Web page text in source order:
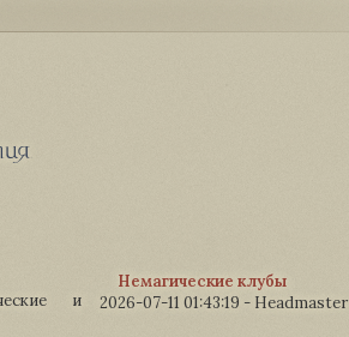
и
Немагические клубы
2026-07-11 01:43:19 - Headmaster